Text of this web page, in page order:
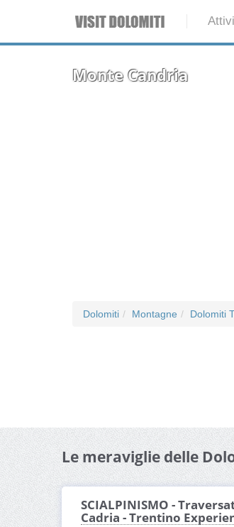
Monte Candria
Dolomiti Montagne Dolomiti
Le meraviglie delle
SCIALPINISMO -
Cadria - Trentino